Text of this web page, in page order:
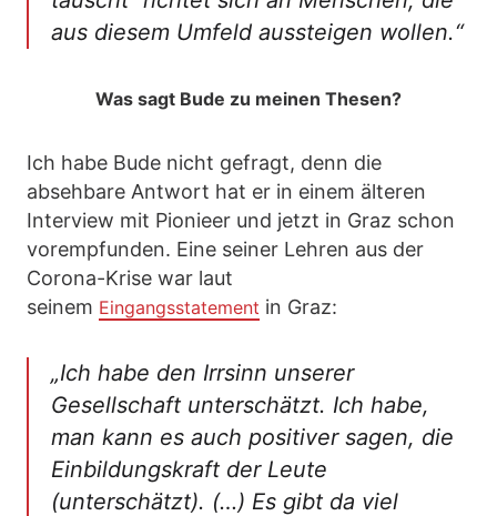
aus diesem Umfeld aussteigen wollen.“
Was sagt Bude zu meinen Thesen?
Ich habe Bude nicht gefragt, denn die
absehbare Antwort hat er in einem älteren
Interview mit Pionieer und jetzt in Graz schon
vorempfunden. Eine seiner Lehren aus der
Corona-Krise war laut
seinem Eingangsstatement in Graz:
„Ich habe den Irrsinn unserer
Gesellschaft unterschätzt. Ich habe,
man kann es auch positiver sagen, die
Einbildungskraft der Leute
(unterschätzt). (…) Es gibt da viel